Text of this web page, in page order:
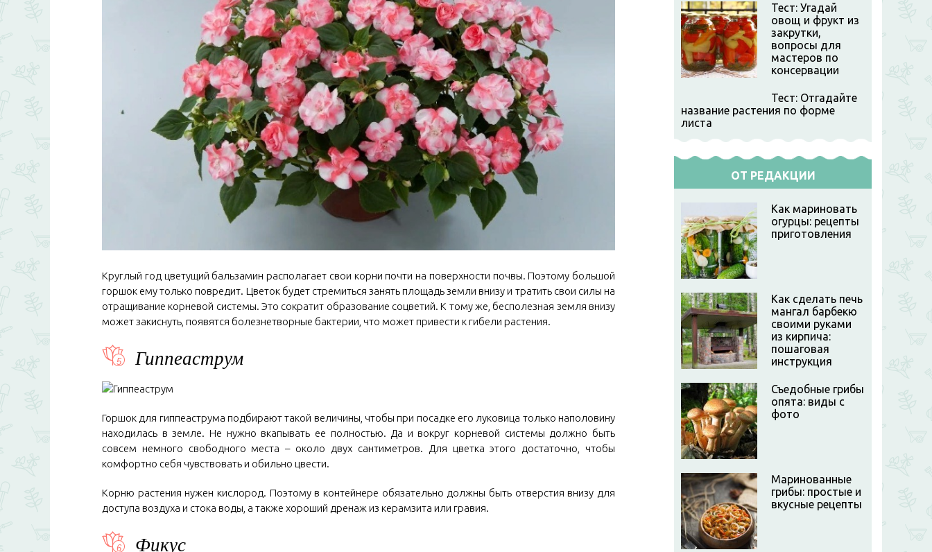
Круглый год цветущий бальзамин располагает свои корни почти на поверхности почвы. Поэтому большой
горшок ему только повредит. Цветок будет стремиться занять площадь земли внизу и тратить свои силы на
отращивание корневой системы. Это сократит образование соцветий. К тому же, бесполезная земля внизу
может закиснуть, появятся болезнетворные бактерии, что может привести к гибели растения.
Гиппеаструм
Горшок для гиппеаструма подбирают такой величины, чтобы при посадке его луковица только наполовину
находилась в земле. Не нужно вкапывать ее полностью. Да и вокруг корневой системы должно быть
совсем немного свободного места – около двух сантиметров. Для цветка этого достаточно, чтобы
комфортно себя чувствовать и обильно цвести.
Корню растения нужен кислород. Поэтому в контейнере обязательно должны быть отверстия внизу для
доступа воздуха и стока воды, а также хороший дренаж из керамзита или гравия.
Фикус
Тест: Угадай
овощ и фрукт из
закрутки,
вопросы для
мастеров по
консервации
Тест: Отгадайте
название растения по форме
листа
ОТ РЕДАКЦИИ
Как мариновать
огурцы: рецепты
приготовления
Как сделать печь
мангал барбекю
своими руками
из кирпича:
пошаговая
инструкция
Съедобные грибы
опята: виды с
фото
Маринованные
грибы: простые и
вкусные рецепты